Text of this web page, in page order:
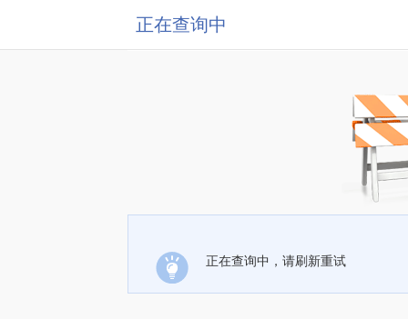
正在查询中
正在查询中，请刷新重试